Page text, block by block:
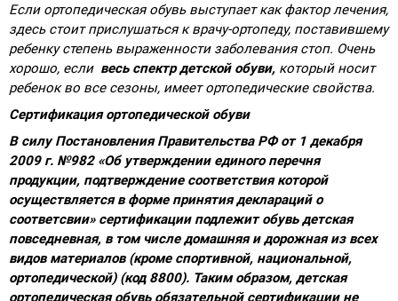
Если ортопедическая обувь выступает как фактор лечения,
здесь стоит прислушаться к врачу-ортопеду, поставившему
ребенку степень выраженности заболевания стоп. Очень
хорошо, если весь спектр детской обуви, который носит
ребенок во все сезоны, имеет ортопедические свойства.
Сертификация ортопедической обуви
В силу Постановления Правительства РФ от 1 декабря
2009 г. №982 «Об утверждении единого перечня
продукции, подтверждение соответствия которой
осуществляется в форме принятия деклараций о
соответсвии» сертификации подлежит обувь детская
повседневная, в том числе домашняя и дорожная из всех
видов материалов (кроме спортивной, национальной,
ортопедической) (код 8800). Таким образом, детская
ортопедическая обувь обязательной сертификации не